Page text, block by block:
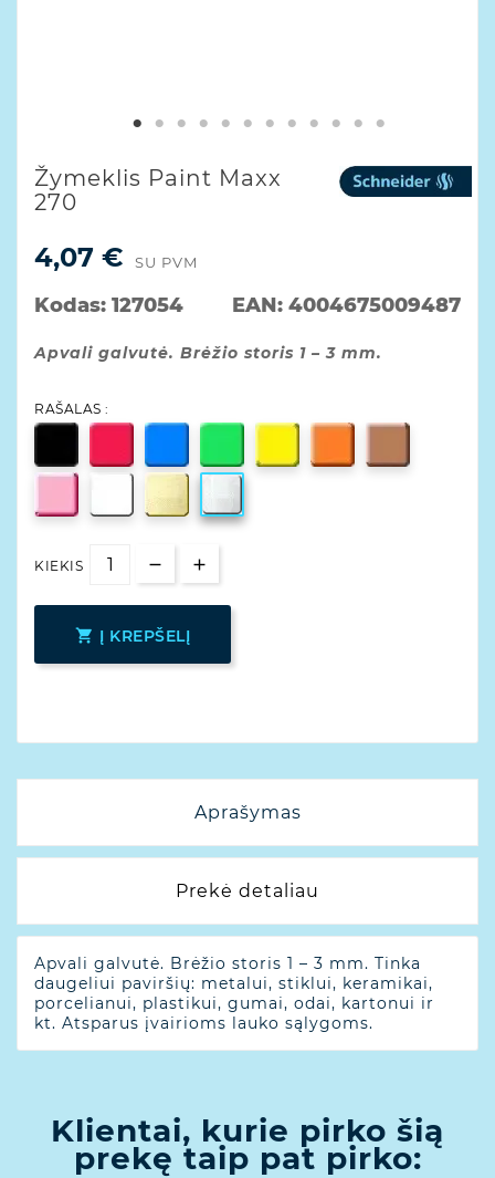
Žymeklis Paint Maxx
270
4,07 € SU PVM
Kodas: 127054 EAN: 4004675009487
Apvali galvutė. Brėžio storis 1 – 3 mm.
RAŠALAS :
KIEKIS
 Į KREPŠELĮ
Aprašymas
Prekė detaliau
Apvali galvutė. Brėžio storis 1 – 3 mm. Tinka
daugeliui paviršių: metalui, stiklui, keramikai,
porcelianui, plastikui, gumai, odai, kartonui ir
kt. Atsparus įvairioms lauko sąlygoms.
Klientai, kurie pirko šią
prekę taip pat pirko: